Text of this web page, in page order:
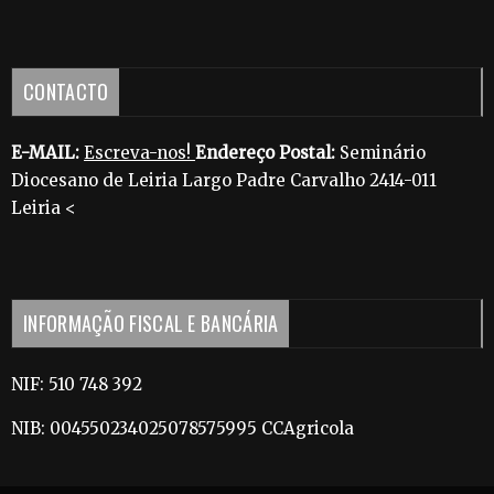
CONTACTO
E-MAIL: Escreva-nos! Endereço Postal: Seminário
Diocesano de Leiria Largo Padre Carvalho 2414-011
Leiria <
INFORMAÇÃO FISCAL E BANCÁRIA
NIF: 510 748 392
NIB: 004550234025078575995 CCAgricola